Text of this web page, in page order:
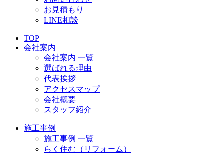
お見積もり
LINE相談
TOP
会社案内
会社案内 一覧
選ばれる理由
代表挨拶
アクセスマップ
会社概要
スタッフ紹介
施工事例
施工事例 一覧
らく住む（リフォーム）